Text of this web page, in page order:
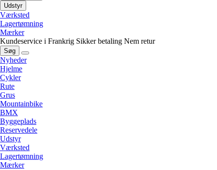
Udstyr
Værksted
Lagertømning
Mærker
Kundeservice i Frankrig Sikker betaling Nem retur
Søg
Nyheder
Hjelme
Cykler
Rute
Grus
Mountainbike
BMX
Byggeplads
Reservedele
Udstyr
Værksted
Lagertømning
Mærker